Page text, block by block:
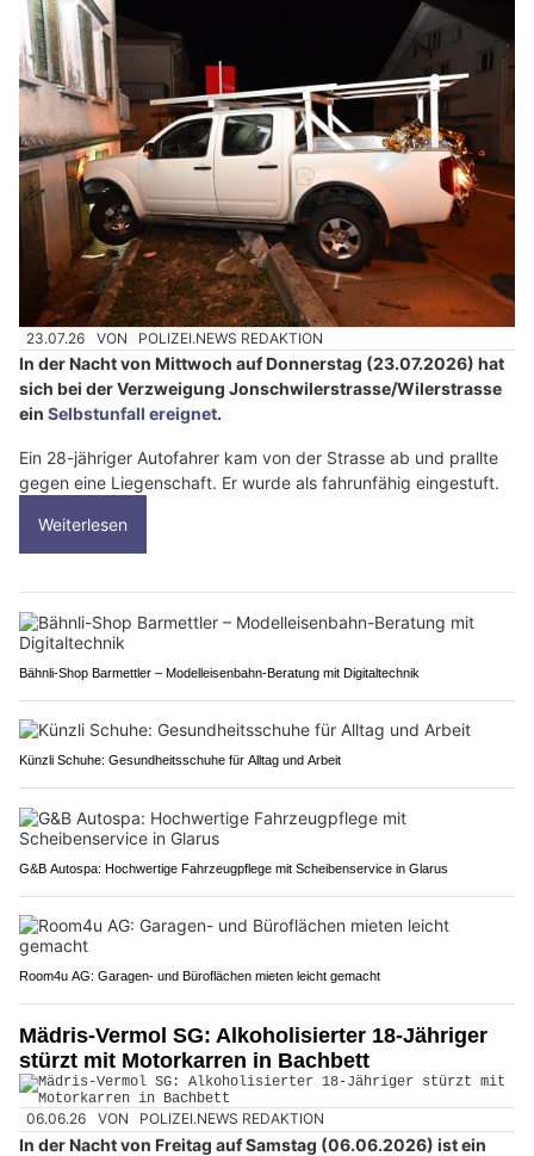
23.07.26 VON POLIZEI.NEWS REDAKTION
In der Nacht von Mittwoch auf Donnerstag (23.07.2026) hat
sich bei der Verzweigung Jonschwilerstrasse/Wilerstrasse
ein Selbstunfall ereignet.
Ein 28-jähriger Autofahrer kam von der Strasse ab und prallte
gegen eine Liegenschaft. Er wurde als fahrunfähig eingestuft.
Weiterlesen
Bähnli-Shop Barmettler – Modelleisenbahn-Beratung mit Digitaltechnik
Künzli Schuhe: Gesundheitsschuhe für Alltag und Arbeit
G&B Autospa: Hochwertige Fahrzeugpflege mit Scheibenservice in Glarus
Room4u AG: Garagen- und Büroflächen mieten leicht gemacht
Mädris-Vermol SG: Alkoholisierter 18-Jähriger
stürzt mit Motorkarren in Bachbett
06.06.26 VON POLIZEI.NEWS REDAKTION
In der Nacht von Freitag auf Samstag (06.06.2026) ist ein